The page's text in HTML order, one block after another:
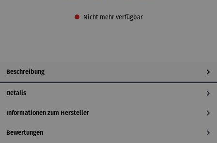
Nicht mehr verfügbar
Beschreibung
Details
Informationen zum Hersteller
Bewertungen